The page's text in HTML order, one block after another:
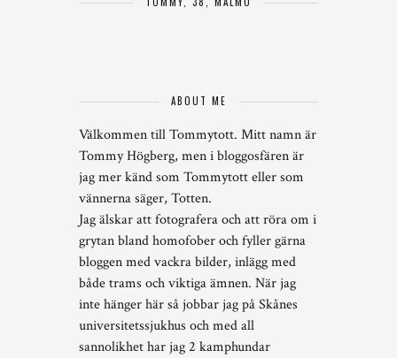
ABOUT ME
Välkommen till Tommytott. Mitt namn är
Tommy Högberg, men i bloggosfären är
jag mer känd som Tommytott eller som
vännerna säger, Totten.
Jag älskar att fotografera och att röra om i
grytan bland homofober och fyller gärna
bloggen med vackra bilder, inlägg med
både trams och viktiga ämnen. När jag
inte hänger här så jobbar jag på Skånes
universitetssjukhus och med all
sannolikhet har jag 2 kamphundar